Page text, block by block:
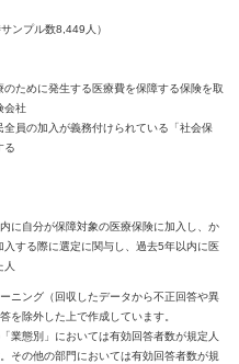
ンプル数8,449人）
のために発生する医療費を保障する保険を取
会社
全員の加入が義務付けられている「社会保
る
に自分が保障対象の医療保険に加入し、か
入する際に選定に関与し、過去5年以内に医
ニング（回収したデータから不正回答や異
を除外した上で作成しています。
業態別」においては有効回答者数が規定人
その他の部門においては有効回答者数が規